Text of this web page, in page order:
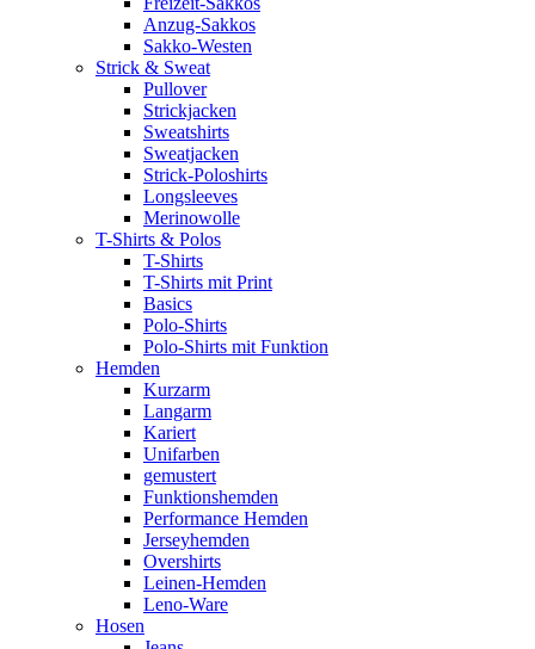
Anzug-Sakkos
Sakko-Westen
Strick & Sweat
Pullover
Strickjacken
Sweatshirts
Sweatjacken
Strick-Poloshirts
Longsleeves
Merinowolle
T-Shirts & Polos
T-Shirts
T-Shirts mit Print
Basics
Polo-Shirts
Polo-Shirts mit Funktion
Hemden
Kurzarm
Langarm
Kariert
Unifarben
gemustert
Funktionshemden
Performance Hemden
Jerseyhemden
Overshirts
Leinen-Hemden
Leno-Ware
Hosen